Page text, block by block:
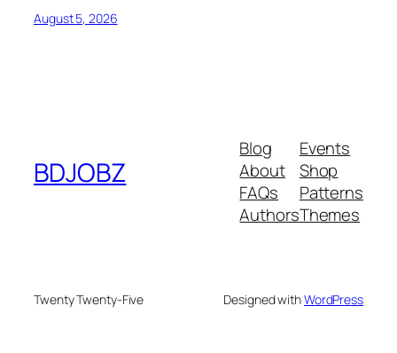
August 5, 2026
BDJOBZ
Blog
About
FAQs
Authors
Events
Shop
Patterns
Themes
Twenty Twenty-Five Designed withWordPress